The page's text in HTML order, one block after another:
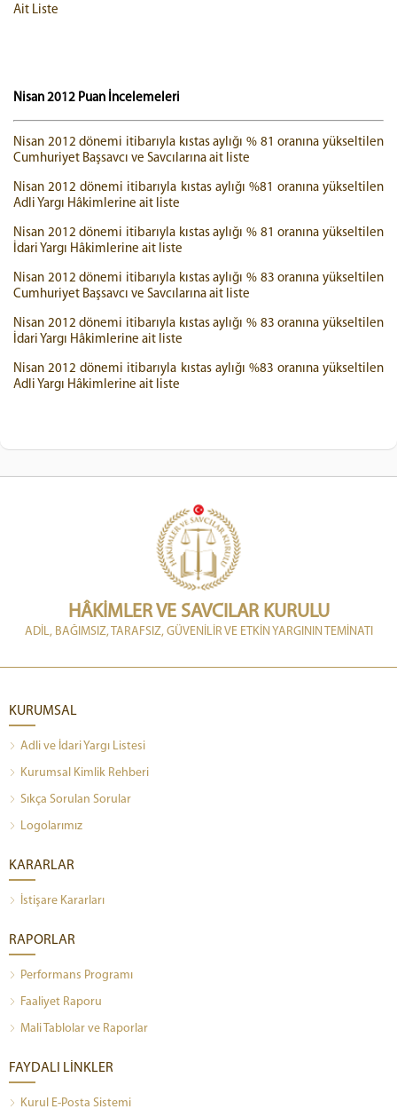
Ait Liste
Nisan 2012 Puan İncelemeleri
Nisan 2012 dönemi itibarıyla kıstas aylığı % 81 oranına yükseltilen
Cumhuriyet Başsavcı ve Savcılarına ait liste
Nisan 2012 dönemi itibarıyla kıstas aylığı %81 oranına yükseltilen
Adli Yargı Hâkimlerine ait liste
Nisan 2012 dönemi itibarıyla kıstas aylığı % 81 oranına yükseltilen
İdari Yargı Hâkimlerine ait liste
Nisan 2012 dönemi itibarıyla kıstas aylığı % 83 oranına yükseltilen
Cumhuriyet Başsavcı ve Savcılarına ait liste
Nisan 2012 dönemi itibarıyla kıstas aylığı % 83 oranına yükseltilen
İdari Yargı Hâkimlerine ait liste
Nisan 2012 dönemi itibarıyla kıstas aylığı %83 oranına yükseltilen
Adli Yargı Hâkimlerine ait liste
HÂKİMLER VE SAVCILAR KURULU
ADİL, BAĞIMSIZ, TARAFSIZ, GÜVENİLİR VE ETKİN YARGININ TEMİNATI
KURUMSAL
Adli ve İdari Yargı Listesi
Kurumsal Kimlik Rehberi
Sıkça Sorulan Sorular
Logolarımız
KARARLAR
İstişare Kararları
RAPORLAR
Performans Programı
Faaliyet Raporu
Mali Tablolar ve Raporlar
FAYDALI LİNKLER
Kurul E-Posta Sistemi